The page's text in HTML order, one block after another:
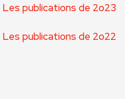
Les publications de 2o23
Les publications de 2o22